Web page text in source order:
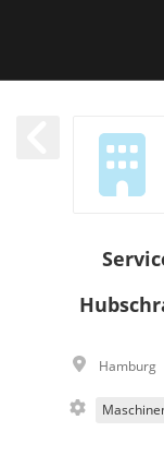
Hamburg